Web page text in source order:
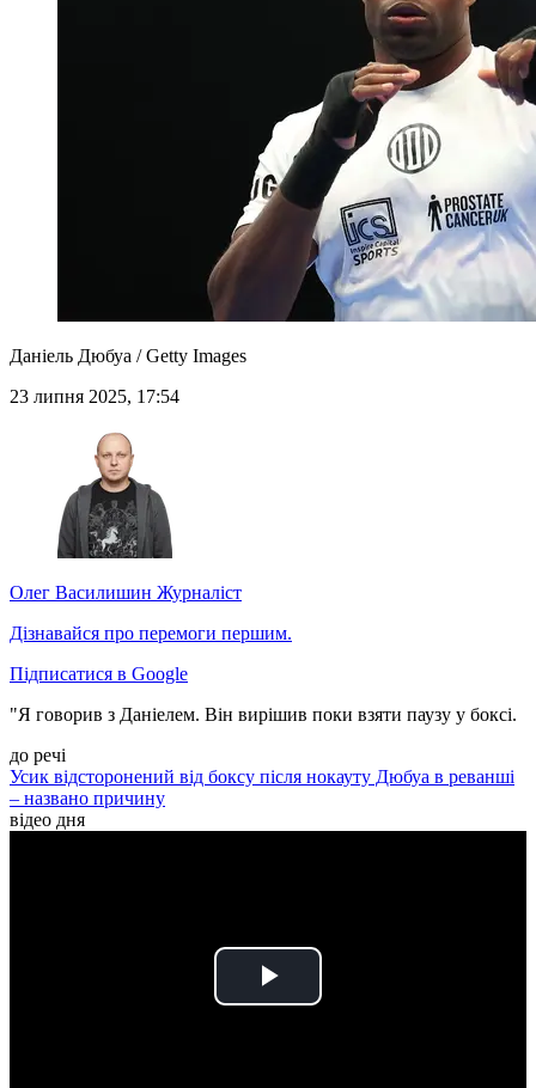
Даніель Дюбуа / Getty Images
23 липня 2025, 17:54
Олег Василишин Журналіст
Дізнавайся про перемоги першим.
Підписатися в Google
"Я говорив з Даніелем. Він вирішив поки взяти паузу у боксі.
до речі
Усик відсторонений від боксу після нокауту Дюбуа в реванші
– названо причину
відео дня
Play